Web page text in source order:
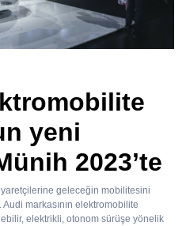
yeni
2023’te
geleceğin mobilitesini
markasının elektromobilite
elektrikli, otonom sürüşe yönelik